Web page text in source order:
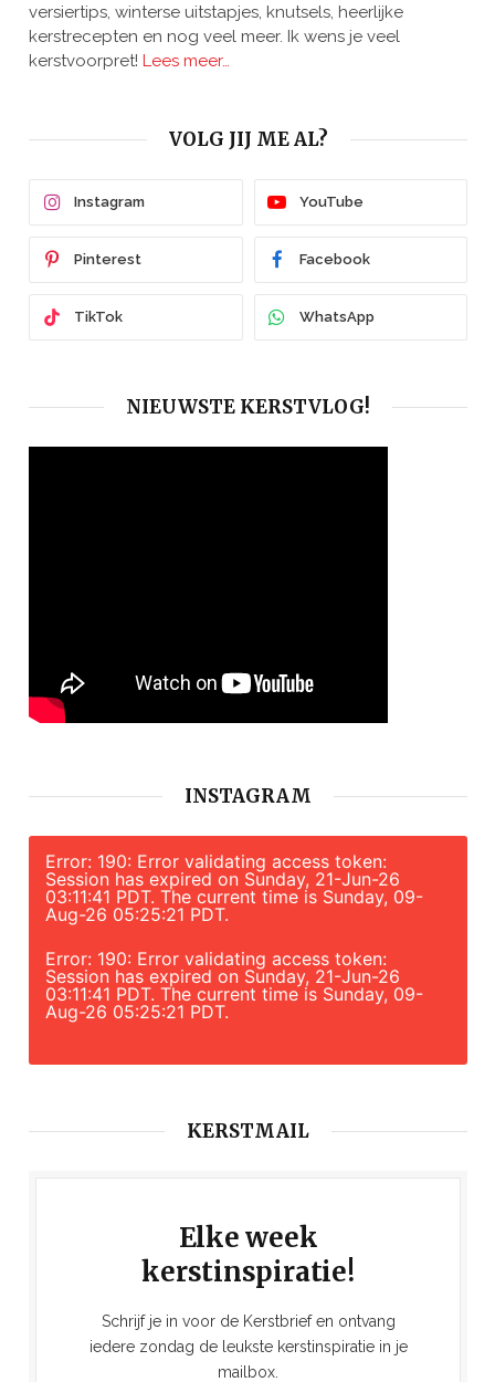
versiertips, winterse uitstapjes, knutsels, heerlijke
kerstrecepten en nog veel meer. Ik wens je veel
kerstvoorpret! Lees meer…
VOLG JIJ ME AL?
Instagram YouTube
Pinterest Facebook
TikTok WhatsApp
NIEUWSTE KERSTVLOG!
INSTAGRAM
Error: 190: Error validating access token:
Session has expired on Sunday, 21-Jun-26
03:11:41 PDT. The current time is Sunday, 09-
Aug-26 05:25:21 PDT.
Error: 190: Error validating access token:
Session has expired on Sunday, 21-Jun-26
03:11:41 PDT. The current time is Sunday, 09-
Aug-26 05:25:21 PDT.
KERSTMAIL
Elke week
kerstinspiratie!
Schrijf je in voor de Kerstbrief en ontvang
iedere zondag de leukste kerstinspiratie in je
mailbox.